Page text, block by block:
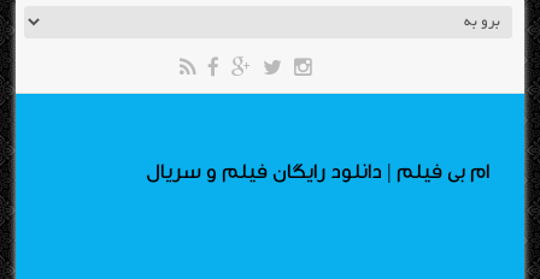
ام بی فیلم | دانلود رایگان فیلم و سریال